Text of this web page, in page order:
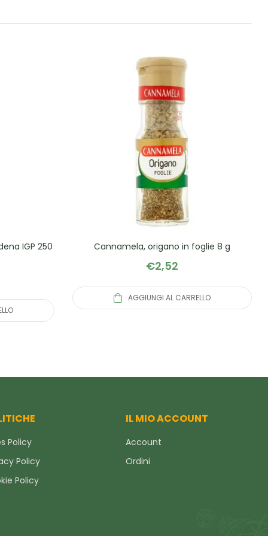
IGP 250
Cannamela, origano in foglie 8 g
€2,52
AGGIUNGI AL CARRELLO
Policy
Policy
Policy
IL MIO ACCOUNT
Account
Ordini